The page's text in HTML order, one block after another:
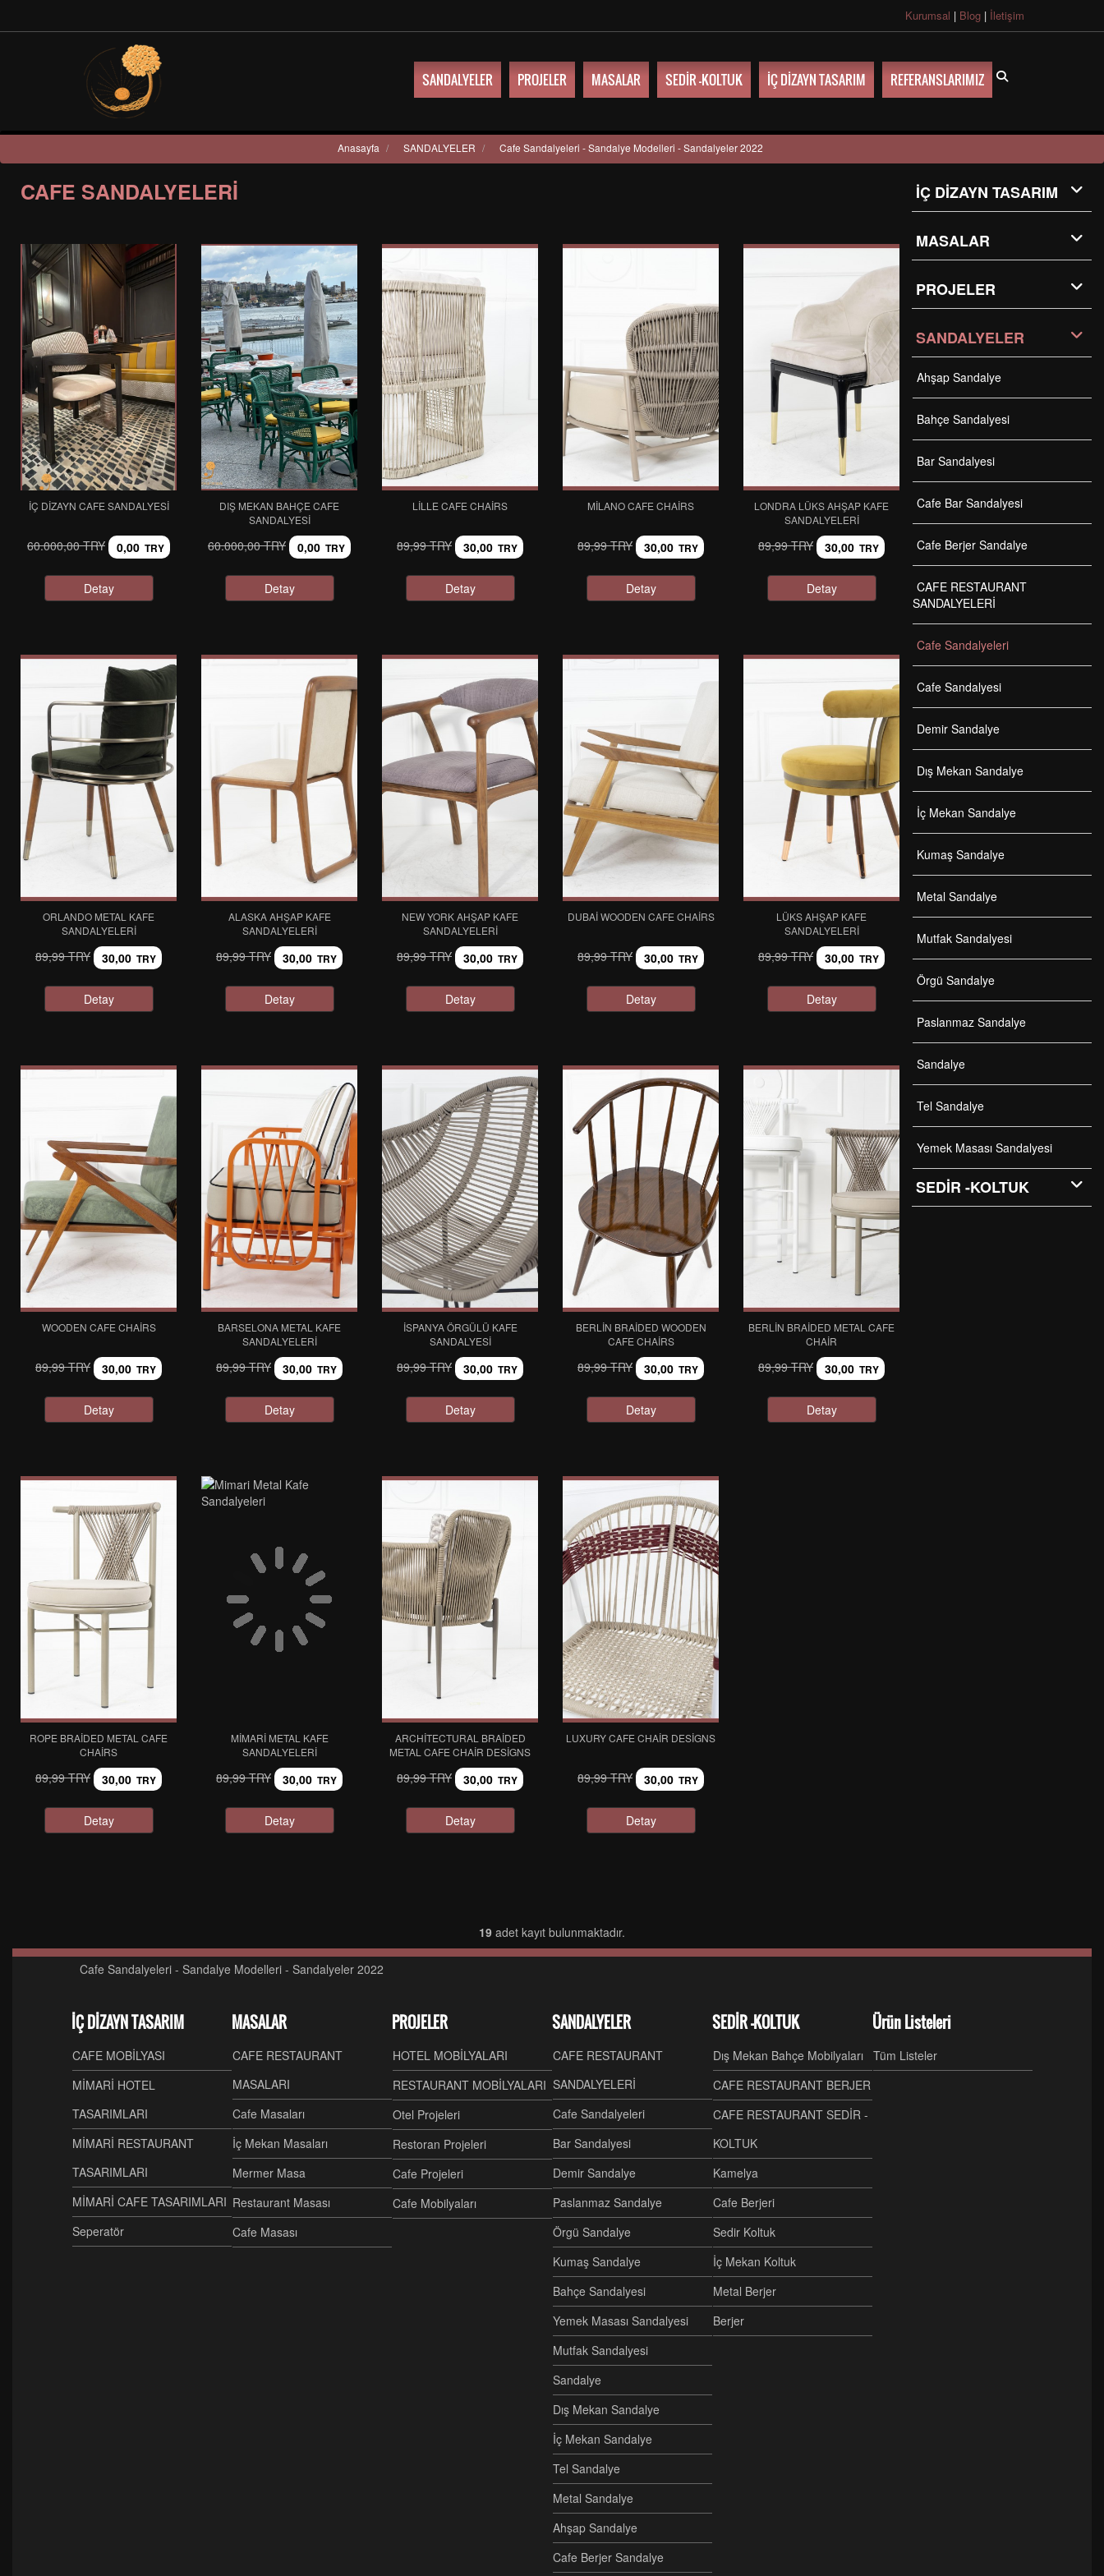
Kurumsal | Blog | İletişim
SANDALYELER PROJELER MASALAR SEDİR -KOLTUK İÇ DİZAYN TASARIM REFERANSLARIMIZ
Anasayfa / SANDALYELER / Cafe Sandalyeleri - Sandalye Modelleri - Sandalyeler 2022
CAFE SANDALYELERI
İÇ DİZAYN CAFE SANDALYESİ
60.000,00 TRY 0,00 TRY
Detay
DIŞ MEKAN BAHÇE CAFE
SANDALYESİ
60.000,00 TRY 0,00 TRY
Detay
LILLE CAFE CHAIRS
89,99 TRY 30,00 TRY
Detay
MILANO CAFE CHAIRS
89,99 TRY 30,00 TRY
Detay
LONDRA LÜKS AHŞAP KAFE
SANDALYELERI
89,99 TRY 30,00 TRY
Detay
ORLANDO METAL KAFE
SANDALYELERI
89,99 TRY 30,00 TRY
Detay
ALASKA AHŞAP KAFE
SANDALYELERI
89,99 TRY 30,00 TRY
Detay
NEW YORK AHŞAP KAFE
SANDALYELERI
89,99 TRY 30,00 TRY
Detay
DUBAI WOODEN CAFE CHAIRS
89,99 TRY 30,00 TRY
Detay
LÜKS AHŞAP KAFE
SANDALYELERI
89,99 TRY 30,00 TRY
Detay
WOODEN CAFE CHAIRS
89,99 TRY 30,00 TRY
Detay
BARSELONA METAL KAFE
SANDALYELERI
89,99 TRY 30,00 TRY
Detay
İSPANYA ÖRGÜLÜ KAFE
SANDALYESI
89,99 TRY 30,00 TRY
Detay
BERLIN BRAIDED WOODEN
CAFE CHAIRS
89,99 TRY 30,00 TRY
Detay
BERLIN BRAIDED METAL CAFE
CHAIR
89,99 TRY 30,00 TRY
Detay
ROPE BRAIDED METAL CAFE
CHAIRS
89,99 TRY 30,00 TRY
Detay
MIMARI METAL KAFE
SANDALYELERI
89,99 TRY 30,00 TRY
Detay
ARCHITECTURAL BRAIDED
METAL CAFE CHAIR DESIGNS
89,99 TRY 30,00 TRY
Detay
LUXURY CAFE CHAIR DESIGNS
89,99 TRY 30,00 TRY
Detay
İÇ DİZAYN TASARIM
MASALAR
PROJELER
SANDALYELER
Ahşap Sandalye
Bahçe Sandalyesi
Bar Sandalyesi
Cafe Bar Sandalyesi
Cafe Berjer Sandalye
CAFE RESTAURANT
SANDALYELERİ
Cafe Sandalyeleri
Cafe Sandalyesi
Demir Sandalye
Dış Mekan Sandalye
İç Mekan Sandalye
Kumaş Sandalye
Metal Sandalye
Mutfak Sandalyesi
Örgü Sandalye
Paslanmaz Sandalye
Sandalye
Tel Sandalye
Yemek Masası Sandalyesi
SEDİR -KOLTUK
19 adet kayıt bulunmaktadır.
Cafe Sandalyeleri - Sandalye Modelleri - Sandalyeler 2022
İÇ DİZAYN TASARIM
CAFE MOBİLYASI
MİMARİ HOTEL
TASARIMLARI
MİMARİ RESTAURANT
TASARIMLARI
MİMARİ CAFE TASARIMLARI
Seperatör
MASALAR
CAFE RESTAURANT
MASALARI
Cafe Masaları
İç Mekan Masaları
Mermer Masa
Restaurant Masası
Cafe Masası
PROJELER
HOTEL MOBİLYALARI
RESTAURANT MOBİLYALARI
Otel Projeleri
Restoran Projeleri
Cafe Projeleri
Cafe Mobilyaları
SANDALYELER
CAFE RESTAURANT
SANDALYELERİ
Cafe Sandalyeleri
Bar Sandalyesi
Demir Sandalye
Paslanmaz Sandalye
Örgü Sandalye
Kumaş Sandalye
Bahçe Sandalyesi
Yemek Masası Sandalyesi
Mutfak Sandalyesi
Sandalye
Dış Mekan Sandalye
İç Mekan Sandalye
Tel Sandalye
Metal Sandalye
Ahşap Sandalye
Cafe Berjer Sandalye
SEDİR -KOLTUK
Dış Mekan Bahçe Mobilyaları
CAFE RESTAURANT BERJER
CAFE RESTAURANT SEDİR -
KOLTUK
Kamelya
Cafe Berjeri
Sedir Koltuk
İç Mekan Koltuk
Metal Berjer
Berjer
Ürün Listeleri
Tüm Listeler